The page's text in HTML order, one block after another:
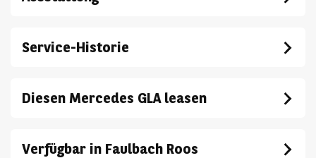
Service-Historie
Diesen Mercedes GLA leasen
Verfügbar in Faulbach Roos